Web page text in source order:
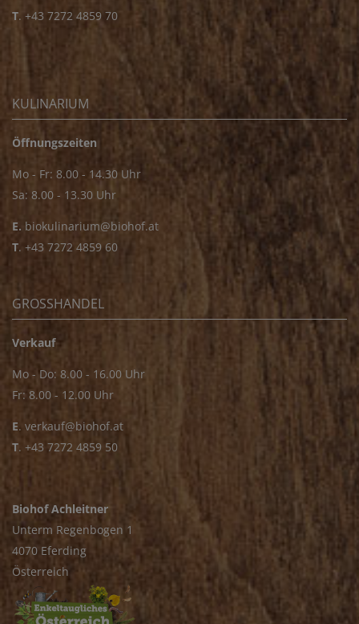
T. +43 7272 4859 70
KULINARIUM
Öffnungszeiten
Mo - Fr: 8.00 - 14.30 Uhr
Sa: 8.00 - 13.30 Uhr
E. biokulinarium@biohof.at
T. +43 7272 4859 60
GROSSHANDEL
Verkauf
Mo - Do: 8.00 - 16.00 Uhr
Fr: 8.00 - 12.00 Uhr
E. verkauf@biohof.at
T. +43 7272 4859 50
Biohof Achleitner
Unterm Regenbogen 1
4070 Eferding
Österreich